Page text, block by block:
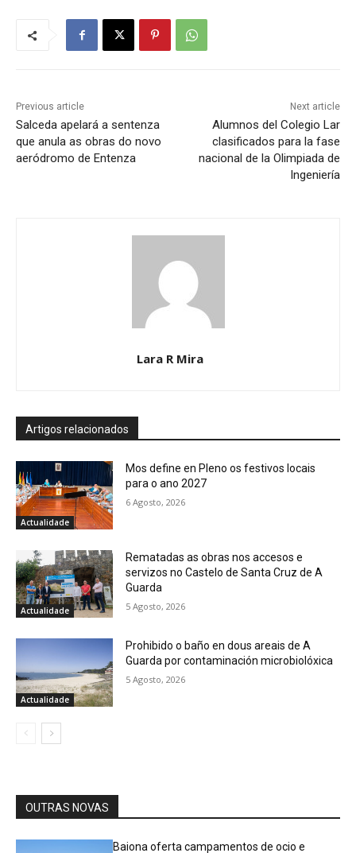
Previous article
Salceda apelará a sentenza
que anula as obras do novo
aeródromo de Entenza
Next article
Alumnos del Colegio Lar
clasificados para la fase
nacional de la Olimpiada de
Ingeniería
Lara R Mira
Artigos relacionados
Actualidade
Mos define en Pleno os festivos locais
para o ano 2027
6 Agosto, 2026
Actualidade
Rematadas as obras nos accesos e
servizos no Castelo de Santa Cruz de A
Guarda
5 Agosto, 2026
Actualidade
Prohibido o baño en dous areais de A
Guarda por contaminación microbiolóxica
5 Agosto, 2026
OUTRAS NOVAS
Baiona oferta campamentos de ocio e